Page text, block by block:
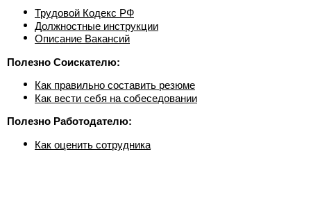
резюме
Работодателям
Добавить
вакансию
Трудовой Кодекс РФ
Должностные инструкции
Описание Вакансий
Полезно Соискателю:
Как правильно составить резюме
Как вести себя на собеседовании
Полезно Работодателю:
Как оценить сотрудника